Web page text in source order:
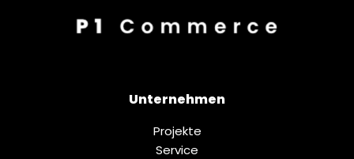
Unternehmen
Projekte
Service